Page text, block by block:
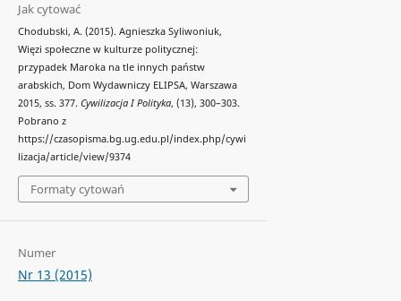
Jak cytować
Chodubski, A. (2015). Agnieszka Syliwoniuk,
Więzi społeczne w kulturze politycznej:
przypadek Maroka na tle innych państw
arabskich, Dom Wydawniczy ELIPSA, Warszawa
2015, ss. 377. Cywilizacja I Polityka, (13), 300–303.
Pobrano z
https://czasopisma.bg.ug.edu.pl/index.php/cywi
lizacja/article/view/9374
Formaty cytowań
Numer
Nr 13 (2015)